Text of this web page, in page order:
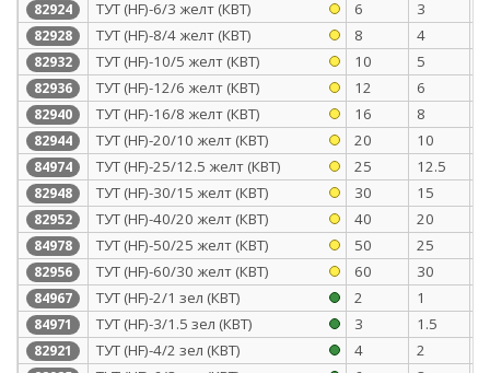
82924 ТУТ (HF)-6/3 желт (КВТ) 6 3
82928 ТУТ (HF)-8/4 желт (КВТ) 8 4
82932 ТУТ (HF)-10/5 желт (КВТ) 10 5
82936 ТУТ (HF)-12/6 желт (КВТ) 12 6
82940 ТУТ (HF)-16/8 желт (КВТ) 16 8
82944 ТУТ (HF)-20/10 желт (КВТ) 20 10
84974 ТУТ (HF)-25/12.5 желт (КВТ) 25 12.5
82948 ТУТ (HF)-30/15 желт (КВТ) 30 15
82952 ТУТ (HF)-40/20 желт (КВТ) 40 20
84978 ТУТ (HF)-50/25 желт (КВТ) 50 25
82956 ТУТ (HF)-60/30 желт (КВТ) 60 30
84967 ТУТ (HF)-2/1 зел (КВТ) 2 1
84971 ТУТ (HF)-3/1.5 зел (КВТ) 3 1.5
82921 ТУТ (HF)-4/2 зел (КВТ) 4 2